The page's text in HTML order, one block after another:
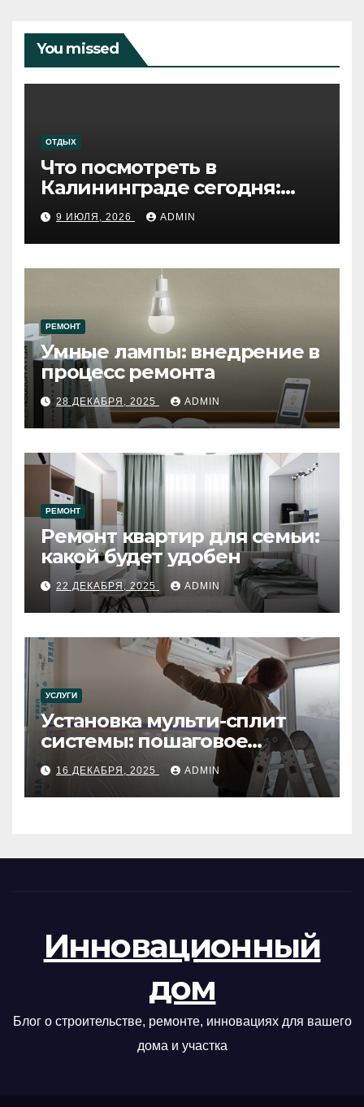
You missed
ОТДЫХ
Что посмотреть в
Калининграде сегодня:
путеводитель по самому
западному городу России
9 ИЮЛЯ, 2026 ADMIN
РЕМОНТ
Умные лампы: внедрение в
процесс ремонта
28 ДЕКАБРЯ, 2025 ADMIN
РЕМОНТ
Ремонт квартир для семьи:
какой будет удобен
22 ДЕКАБРЯ, 2025 ADMIN
УСЛУГИ
Установка мульти-сплит
системы: пошаговое
руководство
16 ДЕКАБРЯ, 2025 ADMIN
Инновационный
дом
Блог о строительстве, ремонте, инновациях для вашего
дома и участка